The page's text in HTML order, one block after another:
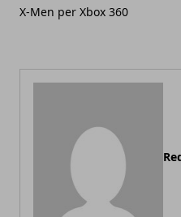
X-Men per Xbox 360